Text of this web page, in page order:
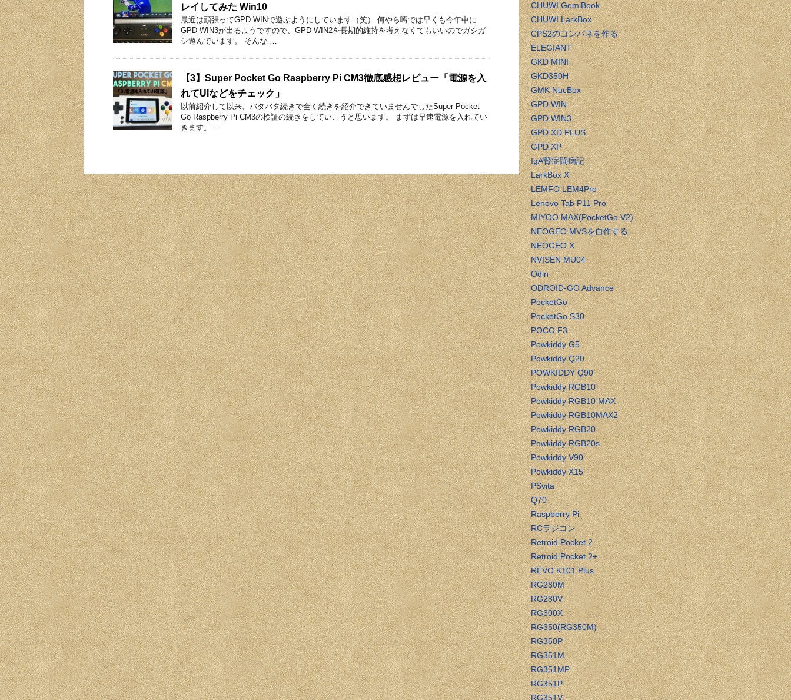
レイしてみた Win10
最近は頑張ってGPD WINで遊ぶようにしています（笑） 何やら噂では早くも今年中に
GPD WIN3が出るようですので、GPD WIN2を長期的維持を考えなくてもいいのでガシガ
シ遊んでいます。 そんな …
【3】Super Pocket Go Raspberry Pi CM3徹底感想レビュー「電源を入
れてUIなどをチェック」
以前紹介して以来、バタバタ続きで全く続きを紹介できていませんでしたSuper Pocket
Go Raspberry Pi CM3の検証の続きをしていこうと思います。 まずは早速電源を入れてい
きます。 …
CHUWI GemiBook
CHUWI LarkBox
CPS2のコンパネを作る
ELEGIANT
GKD MINI
GKD350H
GMK NucBox
GPD WIN
GPD WIN3
GPD XD PLUS
GPD XP
IgA腎症闘病記
LarkBox X
LEMFO LEM4Pro
Lenovo Tab P11 Pro
MIYOO MAX(PocketGo V2)
NEOGEO MVSを自作する
NEOGEO X
NVISEN MU04
Odin
ODROID-GO Advance
PocketGo
PocketGo S30
POCO F3
Powkiddy G5
Powkiddy Q20
POWKIDDY Q90
Powkiddy RGB10
Powkiddy RGB10 MAX
Powkiddy RGB10MAX2
Powkiddy RGB20
Powkiddy RGB20s
Powkiddy V90
Powkiddy X15
PSvita
Q70
Raspberry Pi
RCラジコン
Retroid Pocket 2
Retroid Pocket 2+
REVO K101 Plus
RG280M
RG280V
RG300X
RG350(RG350M)
RG350P
RG351M
RG351MP
RG351P
RG351V